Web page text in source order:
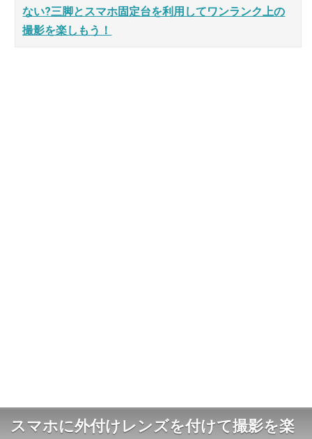
ない?三脚とスマホ固定台を利用してワンランク上の
撮影を楽しもう！
スマホに外付けレンズを付けて撮影を楽